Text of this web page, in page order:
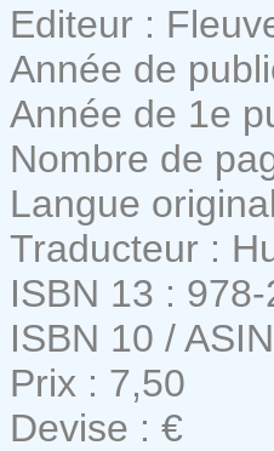
Editeur :
Année de
Année de 1e
Nombre de
Langue
Traducteur :
ISBN 13 :
ISBN 10 /
Prix : 7,50
Devise : €